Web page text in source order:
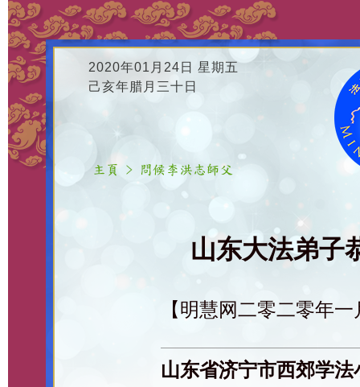
2020年01月24日 星期五
己亥年腊月三十日
山东大法弟子
【明慧网二零二零年
山东省济宁市西郊学